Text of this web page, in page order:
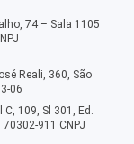
74 – Sala 1105
Reali, 360, São
06
109, Sl 301, Ed.
911 CNPJ